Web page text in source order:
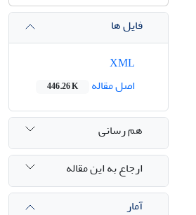
فایل ها
اصل مقاله
446.26 K
هم رسانی
ارجاع به این مقاله
آمار